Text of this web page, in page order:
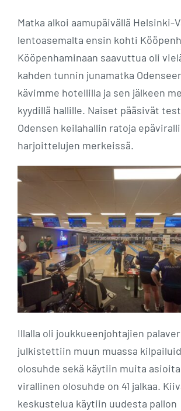
Matka alkoi aamupäivällä Helsinki-
lentoasemalta ensin kohti
Kööpenhaminaan saavuttua oli
kahden tunnin junamatka
kävimme hotellilla ja sen jälkeen
kyydillä hallille. Naiset pääsivät
Odensen keilahallin ratoja
harjoittelujen merkeissä.
Illalla oli joukkueenjohtajien
julkistettiin muun muassa
olosuhde sekä käytiin muita
virallinen olosuhde on 41 jalkaa.
keskustelua käytiin uudesta pallon